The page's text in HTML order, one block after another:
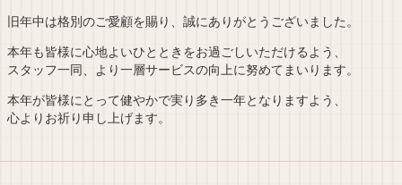
旧年中は格別のご愛顧を賜り、誠にありがとうございました。
本年も皆様に心地よいひとときをお過ごしいただけるよう、
スタッフ一同、より一層サービスの向上に努めてまいります。
本年が皆様にとって健やかで実り多き一年となりますよう、
心よりお祈り申し上げます。